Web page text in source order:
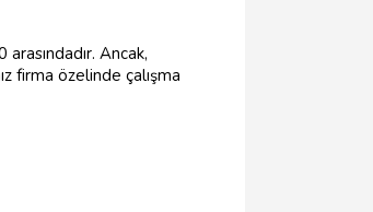
Ancak,
firma özelinde çalışma